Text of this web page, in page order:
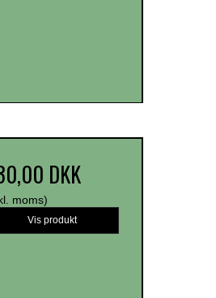
DKK
moms)
Vis produkt